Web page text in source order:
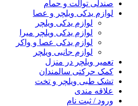
صندلی توالت و حمام
لوازم یدکی ویلچر و عصا
لوازم یدکی ویلچر
لوازم یدکی ویلچر میرا
لوازم یدکی عصا و واکر
لوازم جانبی ویلچر
تعمیر ویلچر در منزل
کمک حرکتی سالمندان
تشک طبی ویلچر و تخت
علاقه مندی
ورود / ثبت نام